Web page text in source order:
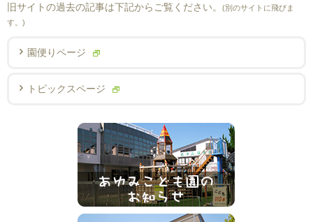
旧サイトの過去の記事は下記からご覧ください。
(別のサイトに飛びま
す。)
園便りページ
トピックスページ